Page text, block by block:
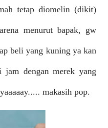
tetap diomelin (dikit)
menurut bapak, gw
beli yang kuning ya kan
dengan merek yang
makasih pop.